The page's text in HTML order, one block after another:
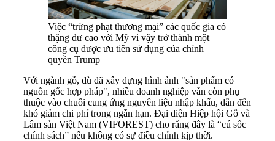
Việc “trừng phạt thương mại” các quốc gia có
thặng dư cao với Mỹ vì vậy trở thành một
công cụ được ưu tiên sử dụng của chính
quyền Trump
Với ngành gỗ, dù đã xây dựng hình ảnh "sản phẩm có
nguồn gốc hợp pháp", nhiều doanh nghiệp vẫn còn phụ
thuộc vào chuỗi cung ứng nguyên liệu nhập khẩu, dẫn đến
khó giảm chi phí trong ngắn hạn. Đại diện Hiệp hội Gỗ và
Lâm sản Việt Nam (VIFOREST) cho rằng đây là “cú sốc
chính sách” nếu không có sự điều chỉnh kịp thời.